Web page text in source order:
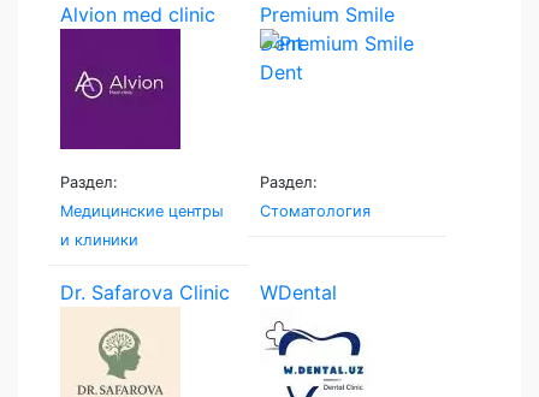
Alvion med clinic
Раздел:
Медицинские центры
и клиники
Premium Smile
Dent
Раздел:
Стоматология
Dr. Safarova Clinic WDental